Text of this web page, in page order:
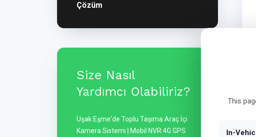
Çözüm
Size Nasıl
Yardımcı Olabiliriz?
Uşak Eşme'de Toplu Taşıma Araç İçi
Kamera Sistemi | Mobil NVR 4G GPS
This
In-